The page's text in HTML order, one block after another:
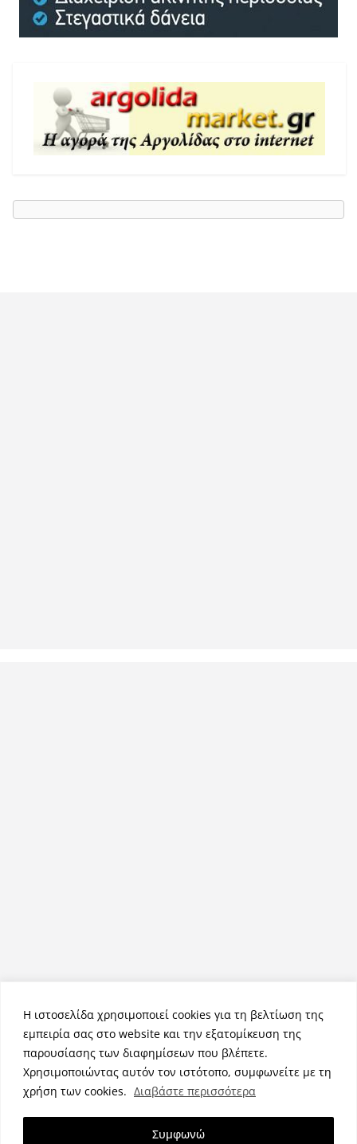
Η ιστοσελίδα χρησιμοποιεί cookies για τη βελτίωση της
εμπειρία σας στο website και την εξατομίκευση της
παρουσίασης των διαφημίσεων που βλέπετε.
Χρησιμοποιώντας αυτόν τον ιστότοπο, συμφωνείτε με τη
χρήση των cookies. Διαβάστε περισσότερα
Συμφωνώ
Πνευματικά Δικαιώματα © 2026NemeaPress. Τα πνευματικά
δικαιώματα προστατεύονται.
Θέμα:ColorMagαπό ThemeGrill. Κατασκευασμένο με
WordPress